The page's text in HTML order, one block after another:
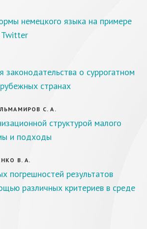
немецкого языка на примере
Twitter
законодательства о суррогатном
странах
С. А.
структурой малого
и подходы
В. А.
погрешностей результатов
различных критериев в среде